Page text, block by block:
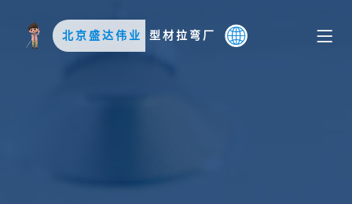
北京盛达伟业 型材拉弯厂